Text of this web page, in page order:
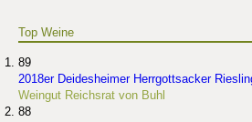
Top Weine
89
2018er Deidesheimer Herrgottsacker
Weingut Reichsrat von Buhl
88